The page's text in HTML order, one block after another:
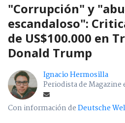
"Corrupción" y
escandaloso":
de US$100.000 en
Donald Trump
Ignacio Hermosilla
Periodista de
Con información deDeutsche